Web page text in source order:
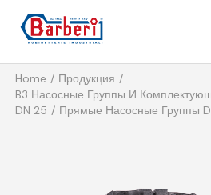
Home
Продукция
B3 Насосные Группы И
DN 25
Прямые Насосные Группы